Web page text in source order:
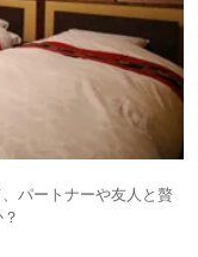
パートナーや友人と贅